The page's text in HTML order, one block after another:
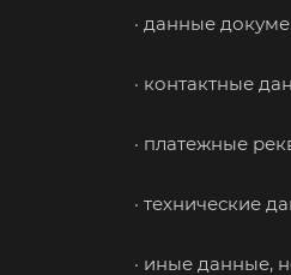
· данные
· контактные
· платежные
· технические
· иные данные,